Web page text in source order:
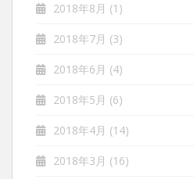
2018年8月 (1)
2018年7月 (3)
2018年6月 (4)
2018年5月 (6)
2018年4月 (14)
2018年3月 (16)